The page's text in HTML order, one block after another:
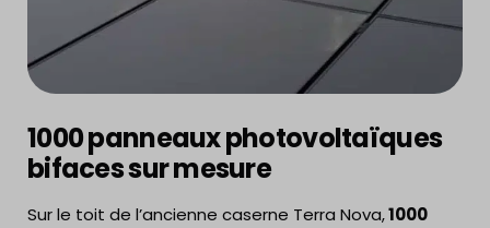
1000 panneaux photovoltaïques
bifaces sur mesure
Sur le toit de l’ancienne caserne Terra Nova,1000